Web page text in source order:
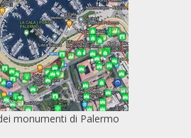
monumenti di Palermo